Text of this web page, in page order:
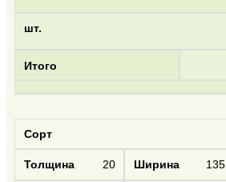
20 135